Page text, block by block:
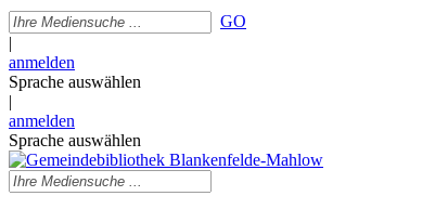
GO
|
anmelden
Sprache auswählen
|
anmelden
Sprache auswählen